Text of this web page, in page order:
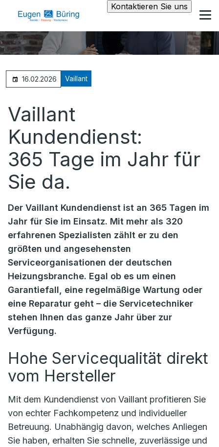
Kontaktieren Sie uns
16.02.2026 Vaillant
Vaillant
Kundendienst:
365 Tage im Jahr für
Sie da.
Der Vaillant Kundendienst ist an 365 Tagen im
Jahr für Sie im Einsatz. Mit mehr als 320
erfahrenen Spezialisten zählt er zu den
größten und angesehensten
Serviceorganisationen der deutschen
Heizungsbranche. Egal ob es um einen
Garantiefall, eine regelmäßige Wartung oder
eine Reparatur geht – die Servicetechniker
stehen Ihnen das ganze Jahr über zur
Verfügung.
Hohe Servicequalität direkt
vom Hersteller
Mit dem Kundendienst von Vaillant profitieren Sie
von echter Fachkompetenz und individueller
Betreuung. Unabhängig davon, welches Anliegen
Sie haben, erhalten Sie schnelle, zuverlässige und